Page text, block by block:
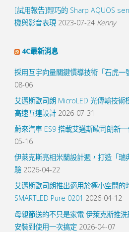
[試用報告]輕巧的 Sharp AQUOS
機與影音表現 2023-07-24 Kenny
4C最新消息
採用互宇向量關鍵慣導技術「石虎一
08-06
艾邁斯歐司朗 MicroLED 光傳輸技術
高速互連設計 2026-07-31
蔚來汽車 ES9 搭載艾邁斯歐司朗新
05-16
伊萊克斯亮相米蘭設計週，打造「瑞
驗 2026-04-22
艾邁斯歐司朗推出適用於極小空間的
SMARTLED Pure 0201 2026-04-12
母親節送的不只是家電 伊萊克斯推
安裝到使用一次搞定 2026-04-07